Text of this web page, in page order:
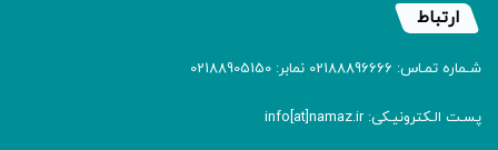
ارتباط
شـماره تمـاس: 02188896666 نمابر: 02188905150
پسـت الـکترونیـکی: info[at]namaz.ir